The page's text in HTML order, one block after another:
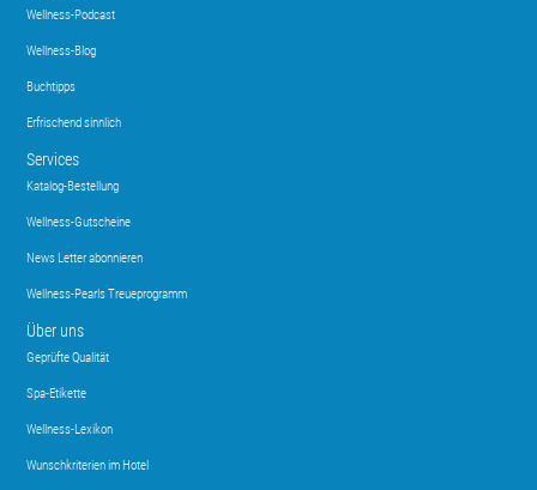
Wellness-Podcast
Wellness-Blog
Buchtipps
Erfrischend sinnlich
Services
Katalog-Bestellung
Wellness-Gutscheine
News Letter abonnieren
Wellness-Pearls Treueprogramm
Über uns
Geprüfte Qualität
Spa-Etikette
Wellness-Lexikon
Wunschkriterien im Hotel